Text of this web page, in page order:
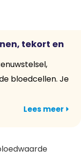
tekort en
bloedcellen. Je
Lees meer